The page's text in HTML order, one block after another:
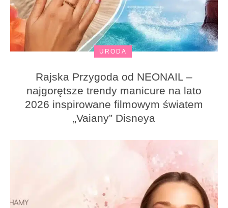
URODA
Rajska Przygoda od NEONAIL –
najgorętsze trendy manicure na lato
2026 inspirowane filmowym światem
„Vaiany” Disneya